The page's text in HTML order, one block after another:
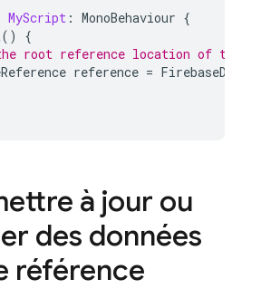
MyScript : MonoBehaviour {
()
{
root reference location of the
reference =
à jour ou
des données
référence